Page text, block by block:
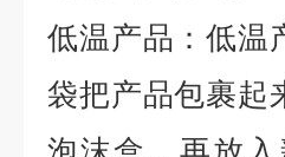
低温产品：低温
袋把产品包裹起